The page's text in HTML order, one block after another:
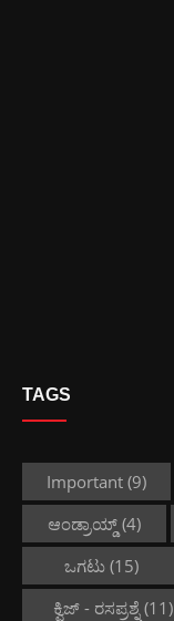
TAGS
Important (9)
ಆಂಡ್ರಾಯ್ಡ್(4)
ಒಗಟು(15)
ಕ್ವಿಜ್ - ರಸಪ್ರಶ್ನೆ(11)